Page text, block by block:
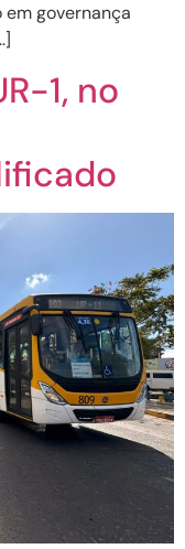
governança
1, no